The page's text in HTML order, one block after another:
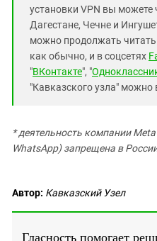
установки VPN вы можете
Дагестане, Чечне и
можно продолжать читать
как обычно, и в соцсетях
"ВКонтакте", "
"Кавказского узла" можно
* деятельность компании
WhatsApp) запрещена в
Автор: Кавказский Узел
Гласность помогает